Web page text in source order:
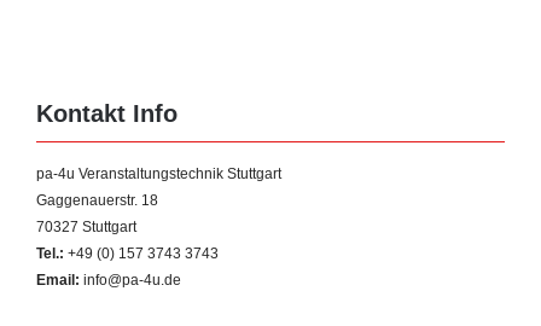
Kontakt Info
pa-4u Veranstaltungstechnik Stuttgart
Gaggenauerstr. 18
70327 Stuttgart
Tel.: +49 (0) 157 3743 3743
Email: info@pa-4u.de